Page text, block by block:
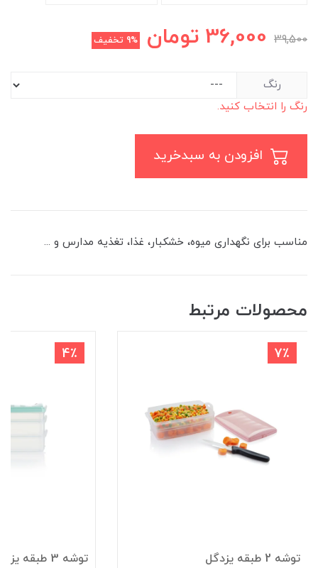
39,500
36,000 تومان 9% تخفیف
رنگ
رنگ را انتخاب کنید.
مناسب برای نگهداری میوه، خشکبار، غذا، تغذیه مدارس و ...
محصولات مرتبط
7٪
توشه 2 طبقه یزدگل
4٪
توشه 3 طبقه یزدگل